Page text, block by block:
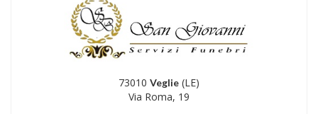
73010 Veglie (LE)
Via Roma, 19